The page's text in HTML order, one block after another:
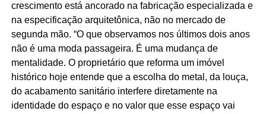
crescimento está ancorado na fabricação especializada e
na especificação arquitetônica, não no mercado de
segunda mão. “O que observamos nos últimos dois anos
não é uma moda passageira. É uma mudança de
mentalidade. O proprietário que reforma um imóvel
histórico hoje entende que a escolha do metal, da louça,
do acabamento sanitário interfere diretamente na
identidade do espaço e no valor que esse espaço vai